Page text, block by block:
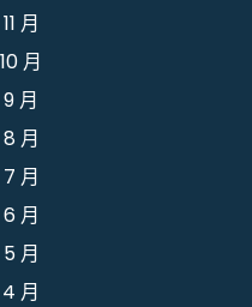
月
月
月
月
月
月
月
月